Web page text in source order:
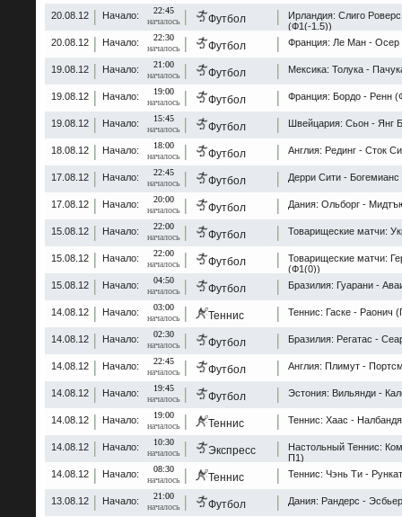
20.08.12 Начало:
22:45
началось
Футбол
Ирландия: Слиго
(Ф1(-1.5))
20.08.12
Начало:
22:30
началось
Футбол Франция: Ле Ман - Осер
19.08.12 Начало:
21:00
началось
Футбол Мексика: Толука -
19.08.12 Начало:
19:00
началось
Футбол Франция: Бордо - Ренн
19.08.12 Начало:
15:45
началось
Футбол Швейцария: Сьон - Янг
18.08.12 Начало:
18:00
началось
Футбол Англия: Рединг - Сток
17.08.12 Начало:
22:45
началось
Футбол Дерри Сити -
17.08.12 Начало:
20:00
началось
Футбол Дания: Ольборг -
15.08.12 Начало:
22:00
началось
Футбол Товарищеские матчи:
15.08.12 Начало:
22:00
началось
Футбол
Товарищеские матчи:
(Ф1(0))
15.08.12
Начало:
04:50
началось
Футбол Бразилия: Гуарани -
14.08.12 Начало:
03:00
началось
Теннис Теннис: Гаске - Раонич
14.08.12 Начало:
02:30
началось
Футбол Бразилия: Регатас -
14.08.12 Начало:
22:45
началось
Футбол Англия: Плимут -
14.08.12 Начало:
19:45
началось
Футбол Эстония: Вильянди -
14.08.12 Начало:
19:00
началось
Теннис Теннис: Хаас -
14.08.12 Начало:
10:30
началось
Экспресс
Настольный Теннис:
П1)
14.08.12
Начало:
08:30
началось
Теннис Теннис: Чэнь Ти -
13.08.12 Начало:
21:00
началось
Футбол Дания: Рандерс -